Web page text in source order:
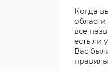
Когда
все
есть ли
Вас